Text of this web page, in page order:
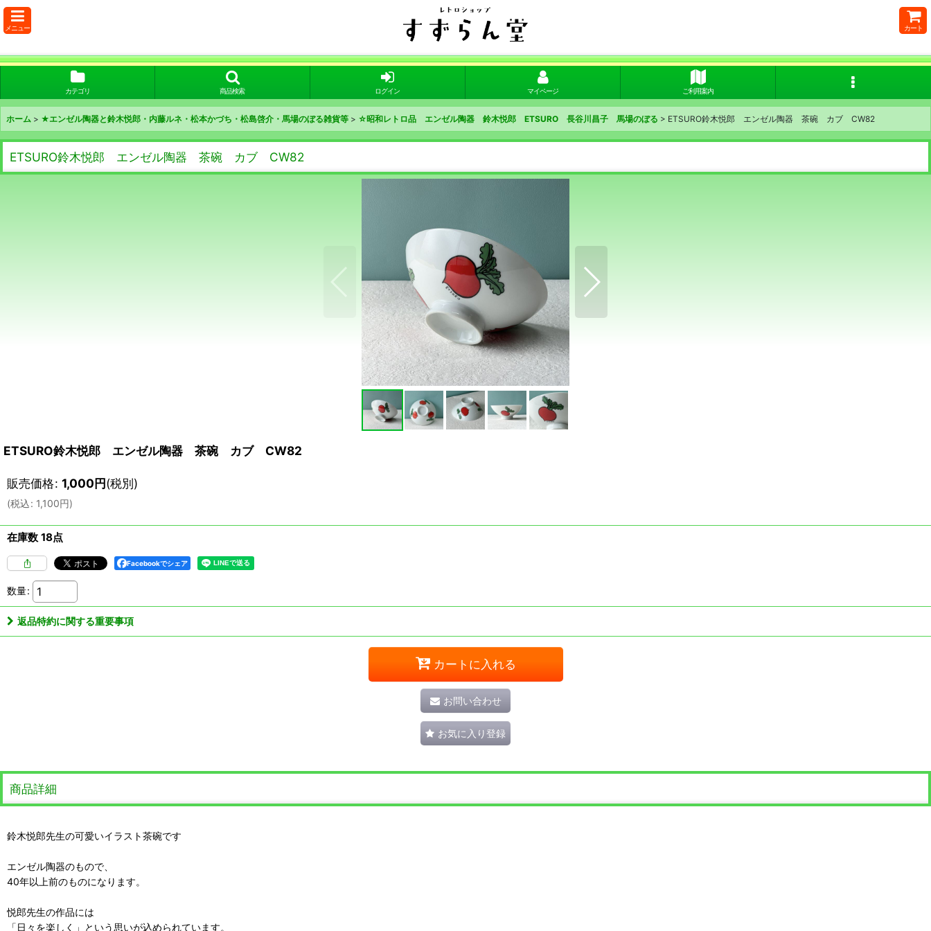
メニュー カート
カテゴリ 商品検索 ログイン マイページ ご利用案内
ホーム > ★エンゼル陶器と鈴木悦郎・内藤ルネ・松本かづち・松島啓介・馬場のぼる雑貨等 > ☆昭和レトロ品 エンゼル陶器 鈴木悦郎 ETSURO 長谷川昌子 馬場のぼる > ETSURO鈴木悦郎 エンゼル陶器 茶碗 カブ CW82
ETSURO鈴木悦郎 エンゼル陶器 茶碗 カブ CW82
ETSURO鈴木悦郎 エンゼル陶器 茶碗 カブ CW82
販売価格: 1,000円(税別)
(税込: 1,100円)
在庫数 18点
Facebookでシェア
数量:
返品特約に関する重要事項
カートに入れる
お問い合わせ
お気に入り登録
商品詳細
鈴木悦郎先生の可愛いイラスト茶碗です
エンゼル陶器のもので、
40年以上前のものになります。
悦郎先生の作品には
「日々を楽しく」という思いが込められています。